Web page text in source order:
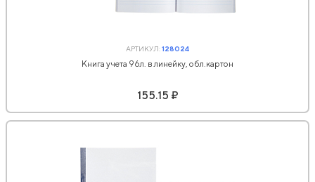
АРТИКУЛ:128024
Книга учета 96л. в линейку, обл.картон
155.15 ₽